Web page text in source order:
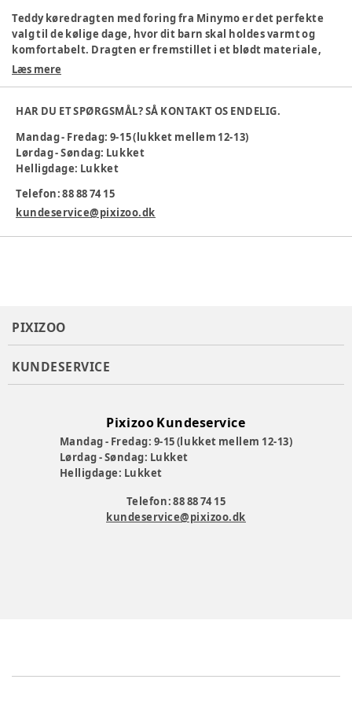
Teddy køredragten med foring fra Minymo er det perfekte
valg til de kølige dage, hvor dit barn skal holdes varmt og
komfortabelt. Dragten er fremstillet i et blødt materiale,
der føles behageligt mod huden, og den lune foring sikrer, at
barnevognen og autostolen. Med sit søde og enkle design
bevægelsesfrihed, så barnet kan udforske verden i trygge
rammer. Perfekt til både hverdag og udflugt.
Køn
Unisex
Materiale:Polyester
Materialesammensætning
Produktionsland:Indien
Læs mere
HAR DU ET SPØRGSMÅL? SÅ KONTAKT OS ENDELIG.
Mandag - Fredag: 9-15 (lukket mellem 12-13)
Lørdag - Søndag: Lukket
Helligdage: Lukket
Telefon: 88 88 74 15
kundeservice@pixizoo.dk
PIXIZOO
KUNDESERVICE
Pixizoo Kundeservice
Mandag - Fredag: 9-15 (lukket mellem 12-13)
Lørdag - Søndag: Lukket
Helligdage: Lukket
Telefon: 88 88 74 15
kundeservice@pixizoo.dk